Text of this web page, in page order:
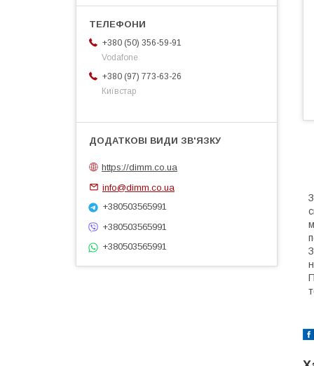
+380 (50) 356-59-91
Vodafone
+380 (97) 773-63-26
Київстар
https://dimm.co.ua
info@dimm.co.ua
+380503565991
+380503565991
+380503565991